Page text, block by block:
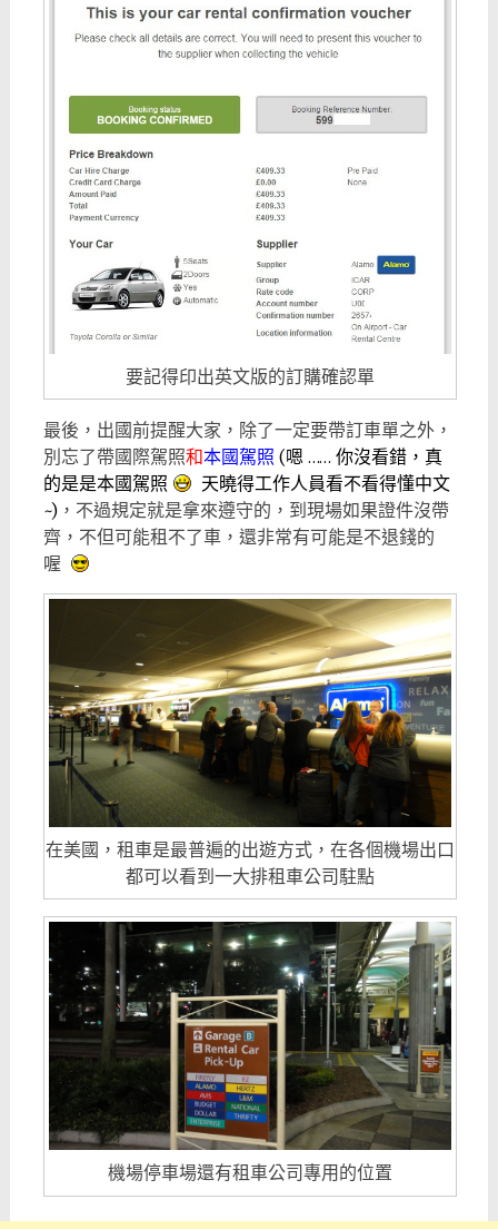
要記得印出英文版的訂購確認單
最後，出國前提醒大家，除了一定要帶訂車單之外，
別忘了帶國際駕照和本國駕照 (嗯 …… 你沒看錯，真
的是是本國駕照
天曉得工作人員看不看得懂中文
~)，不過規定就是拿來遵守的，到現場如果證件沒帶
齊，不但可能租不了車，還非常有可能是不退錢的
喔
在美國，租車是最普遍的出遊方式，在各個機場出口
都可以看到一大排租車公司駐點
機場停車場還有租車公司專用的位置